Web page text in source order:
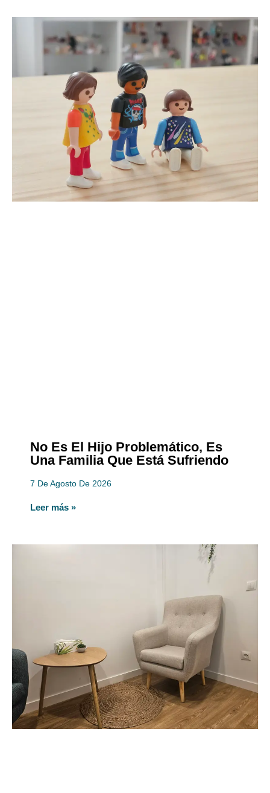
No Es El Hijo Problemático, Es
Una Familia Que Está Sufriendo
7 De Agosto De 2026
Leer más »